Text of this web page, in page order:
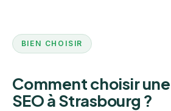
BIEN CHOISIR
Comment choisir
SEO à Strasbourg ?